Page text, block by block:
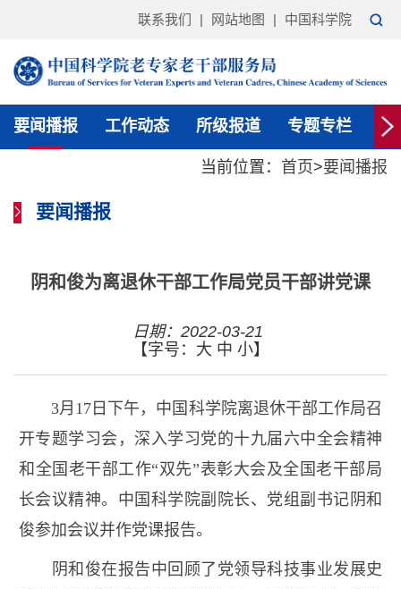
联系我们 | 网站地图 | 中国科学院
要闻播报 工作动态 所级报道 专题专栏 通
当前位置： 首页>要闻播报
要闻播报
阴和俊为离退休干部工作局党员干部讲党课
日期：2022-03-21
【字号： 大 中 小】
3月 17 日下午，中国科学院离退休干部工作局召
开专题学习会，深入学习党的十九届六中全会精神
和全国老干部工作“双先”表彰大会及全国老干部局
长会议精神。中国科学院副院长、党组副书记阴和
俊参加会议并作党课报告。
阴和俊在报告中回顾了党领导科技事业发展史